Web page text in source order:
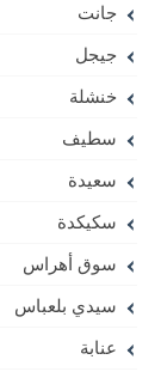
جانت
جيجل
خنشلة
سطيف
سعيدة
سكيكدة
سوق أهراس
سيدي بلعباس
عنابة